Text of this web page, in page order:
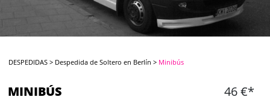
DESPEDIDAS > Despedida de Soltero en Berlín > Minibús
MINIBÚS 46 €*